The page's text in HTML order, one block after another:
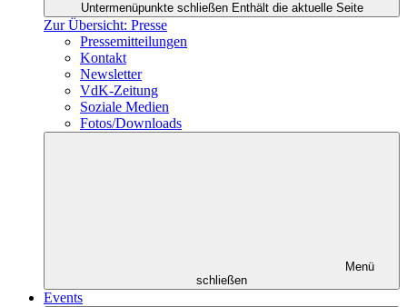
Untermenüpunkte schließen Enthält die aktuelle Seite
Zur Übersicht: Presse
Pressemitteilungen
Kontakt
Newsletter
VdK-Zeitung
Soziale Medien
Fotos/Downloads
Menü
schließen
Events